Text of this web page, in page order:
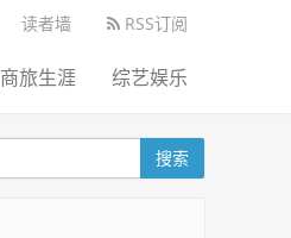
读者墙 RSS订阅
商旅生涯 综艺娱乐
搜索